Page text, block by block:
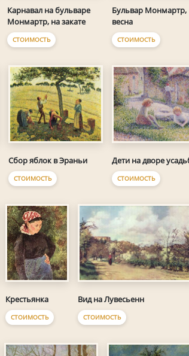
Карнавал на бульваре
Монмартр, на закате
СТОИМОСТЬ
Бульвар Монмартр,
весна
СТОИМОСТЬ
Сбор яблок в Эраньи
СТОИМОСТЬ
Дети на дворе
СТОИМОСТЬ
Крестьянка
СТОИМОСТЬ
Вид на Лувесьенн
СТОИМОСТЬ